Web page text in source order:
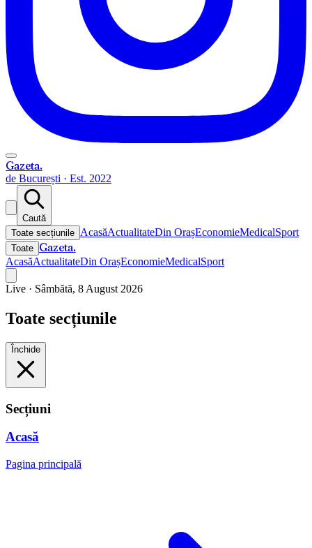
Gazeta.
de București · Est. 2022
Caută
Toate secțiunile AcasăActualitateDin OrașEconomieMedicalSport
Toate Gazeta.
AcasăActualitateDin OrașEconomieMedicalSport
Live · Sâmbătă, 8 August 2026
Toate secțiunile
Închide
Secțiuni
Acasă
Pagina principală